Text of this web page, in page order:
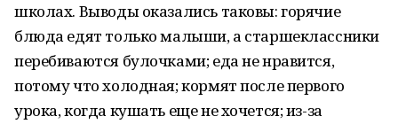
школах. Выводы оказались таковы: горячие
блюда едят только малыши, а старшеклассники
перебиваются булочками; еда не нравится,
потому что холодная; кормят после первого
урока, когда кушать еще не хочется; из-за